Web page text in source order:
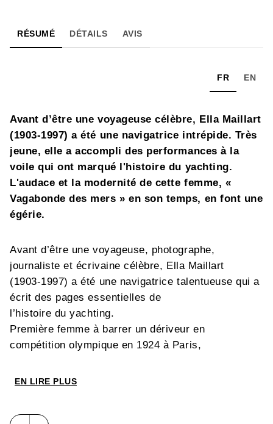
RÉSUMÉ DÉTAILS AVIS
FR EN
Avant d’être une voyageuse célèbre, Ella Maillart
(1903-1997) a été une navigatrice intrépide. Très
jeune, elle a accompli des performances à la
voile qui ont marqué l'histoire du yachting.
L'audace et la modernité de cette femme, «
Vagabonde des mers » en son temps, en font une
égérie.
Avant d’être une voyageuse, photographe,
journaliste et écrivaine célèbre, Ella Maillart
(1903-1997) a été une navigatrice talentueuse qui a
écrit des pages essentielles de
l’histoire du yachting.
Première femme à barrer un dériveur en
compétition olympique en 1924 à Paris,
sur le Léman. Puis elle a navigué en
EN LIRE PLUS